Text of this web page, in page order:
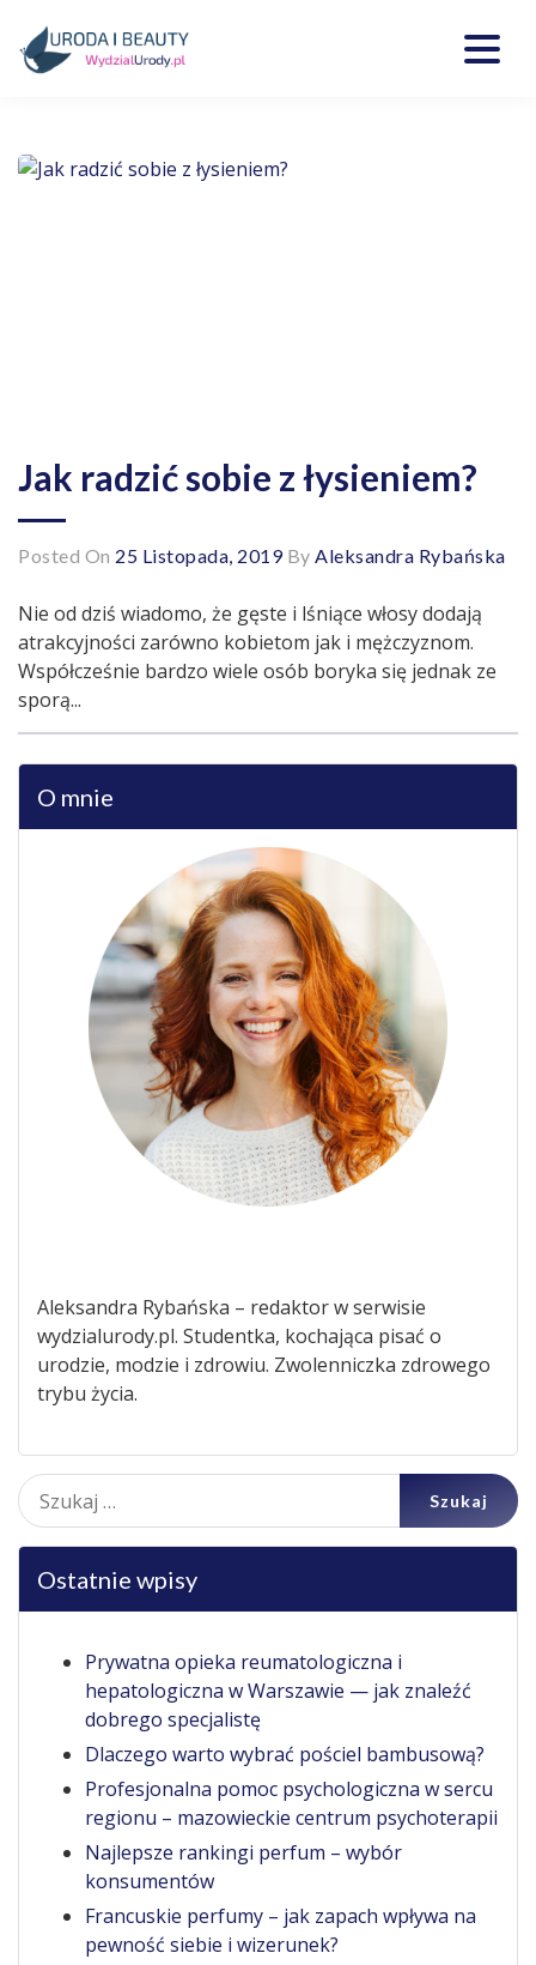
content
Jak radzić sobie z łysieniem?
Posted On 25 Listopada, 2019By Aleksandra Rybańska
Nie od dziś wiadomo, że gęste i lśniące włosy dodają
atrakcyjności zarówno kobietom jak i mężczyznom.
Współcześnie bardzo wiele osób boryka się jednak ze
sporą...
O mnie
Aleksandra Rybańska – redaktor w serwisie
wydzialurody.pl. Studentka, kochająca pisać o
urodzie, modzie i zdrowiu. Zwolenniczka zdrowego
trybu życia.
Szukaj:
Ostatnie wpisy
Prywatna opieka reumatologiczna i
hepatologiczna w Warszawie — jak znaleźć
dobrego specjalistę
Dlaczego warto wybrać pościel bambusową?
Profesjonalna pomoc psychologiczna w sercu
regionu – mazowieckie centrum psychoterapii
Najlepsze rankingi perfum – wybór
konsumentów
Francuskie perfumy – jak zapach wpływa na
pewność siebie i wizerunek?